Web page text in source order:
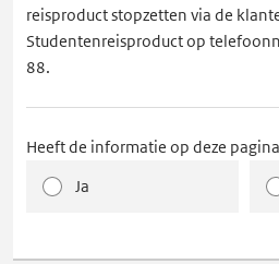
reisproduct stopzetten via de
Studentenreisproduct op
88.
Heeft de informatie op deze
Ja